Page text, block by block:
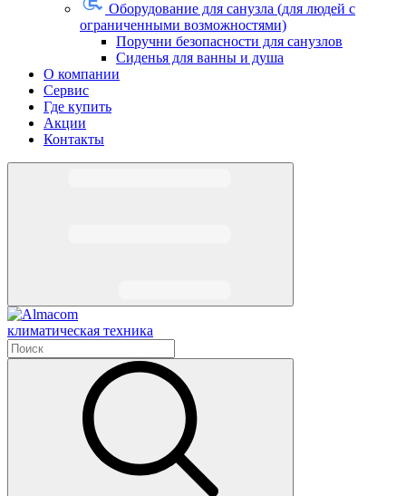
Оборудование для санузла (для людей с
ограниченными возможностями)
Поручни безопасности для санузлов
Сиденья для ванны и душа
О компании
Сервис
Где купить
Акции
Контакты
климатическая техника